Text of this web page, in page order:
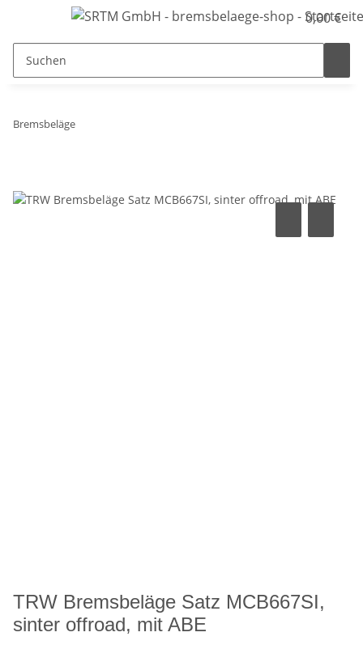
0,00 €
Bremsbeläge
TRW Bremsbeläge Satz MCB667SI,
sinter offroad, mit ABE